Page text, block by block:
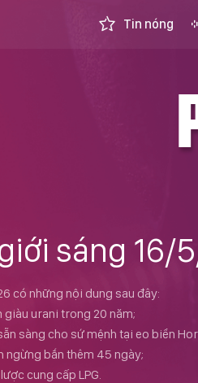
Tin nóng
sáng 16/
có những nội dung sau đây:
giàu urani trong 20 năm;
sàng cho sứ mệnh tại eo biển
ngừng bắn thêm 45 ngày;
cung cấp LPG.